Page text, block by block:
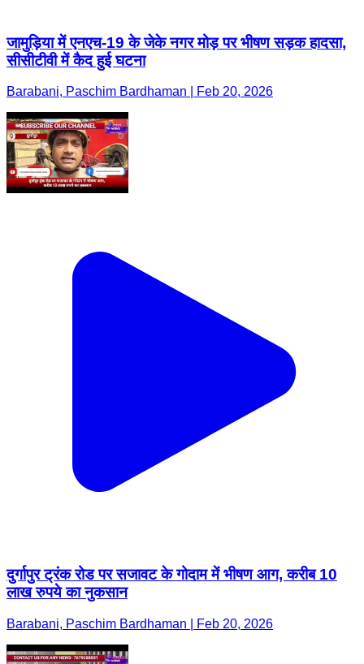
जामुड़िया में एनएच-19 के जेके नगर मोड़ पर भीषण सड़क हादसा,
सीसीटीवी में कैद हुई घटना
Barabani, Paschim Bardhaman | Feb 20, 2026
दुर्गापुर ट्रंक रोड पर सजावट के गोदाम में भीषण आग, करीब 10
लाख रुपये का नुकसान
Barabani, Paschim Bardhaman | Feb 20, 2026